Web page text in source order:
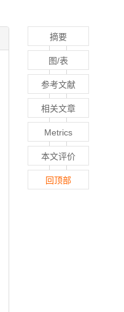
摘要
图/表
参考文献
相关文章
Metrics
本文评价
回顶部